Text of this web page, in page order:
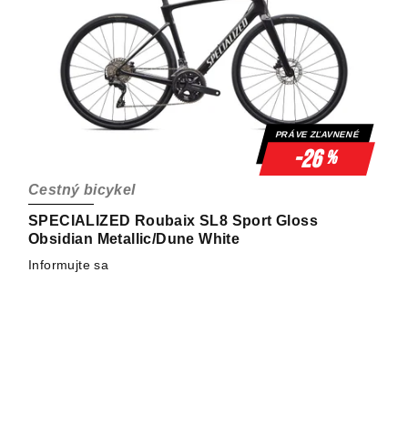
PRÁVE ZĽAVNENÉ
-26%
SPECIALIZED Roubaix SL8 Sport Gloss
Obsidian Metallic/Dune White
Cestný bicykel
Informujte sa